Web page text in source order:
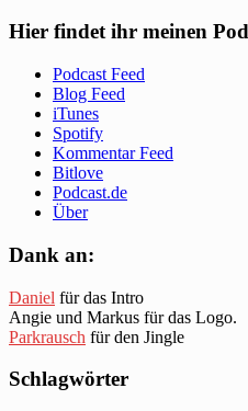
Hier findet ihr meinen
Podcast Feed
Blog Feed
iTunes
Spotify
Kommentar Feed
Bitlove
Podcast.de
Über
Dank an:
Daniel für das Intro
Angie und Markus für das Logo.
Parkrausch für den Jingle
Schlagwörter